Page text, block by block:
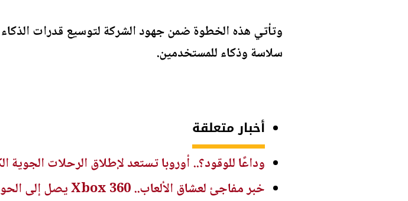
وتأتي هذه الخطوة ضمن جهود الشركة لتوسيع قدرات
سلاسة وذكاء للمستخدمين.
أخبار متعلقة
وداعًا للوقود؟.. أوروبا تستعد لإطلاق الرحلات الجوية
خبر مفاجئ لعشاق الألعاب.. Xbox 360 يصل إلى الحواسيب